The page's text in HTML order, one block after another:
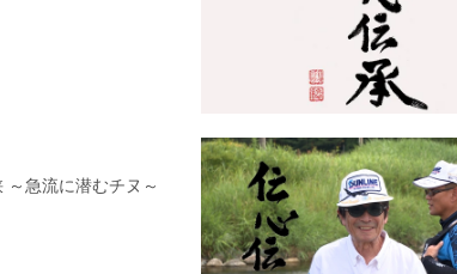
～急流に潜むチヌ～